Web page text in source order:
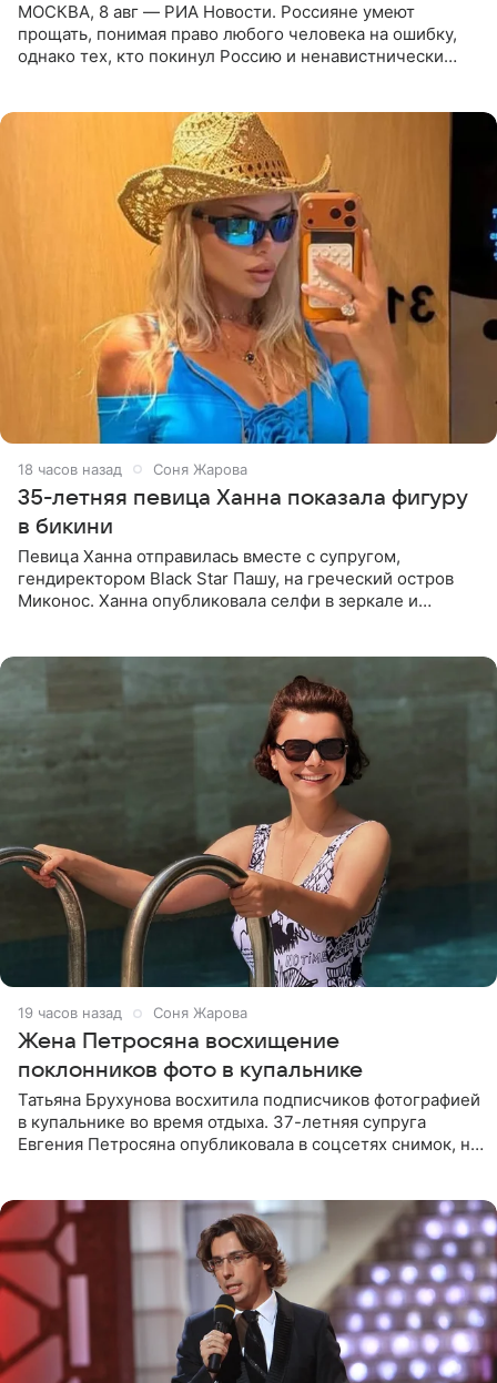
МОСКВА, 8 авг — РИА Новости. Россияне умеют
прощать, понимая право любого человека на ошибку,
однако тех, кто покинул Россию и ненавистнически
18 часов назад Соня Жарова
35-летняя певица Ханна показала фигуру
в бикини
Певица Ханна отправилась вместе с супругом,
гендиректором Black Star Пашу, на греческий остров
Миконос. Ханна опубликовала селфи в зеркале и
19 часов назад Соня Жарова
Жена Петросяна восхищение
поклонников фото в купальнике
Татьяна Брухунова восхитила подписчиков фотографией
в купальнике во время отдыха. 37-летняя супруга
Евгения Петросяна опубликовала в соцсетях снимок, на